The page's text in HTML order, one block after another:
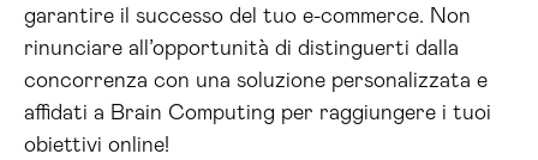
garantire il successo del tuo e-commerce. Non
rinunciare all’opportunità di distinguerti dalla
concorrenza con una soluzione personalizzata e
affidati a Brain Computing per raggiungere i tuoi
obiettivi online!